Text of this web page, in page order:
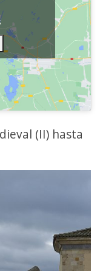
(II) hasta